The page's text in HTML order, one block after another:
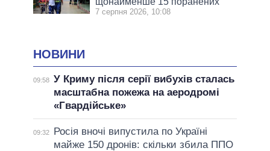
7 серпня 2026, 10:08
НОВИНИ
09:58 У Криму після серії вибухів сталась
масштабна пожежа на аеродромі
«Гвардійське»
09:32
Росія вночі випустила по Україні
майже 150 дронів: скільки збила ППО